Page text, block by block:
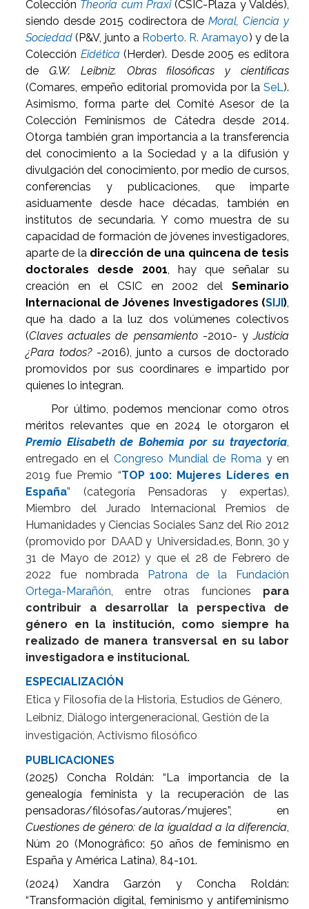
Colección Theoria cum Praxi(CSIC-Plaza y Valdés),
siendo desde 2015 codirectora de Moral, Ciencia y
Sociedad(P&V, junto a Roberto. R. Aramayo) y de la
Colección Eidética (Herder). Desde 2005 es editora
de G.W. Leibniz. Obras filosóficas y científicas
(Comares, empeño editorial promovida por laSeL).
Asimismo, forma parte del Comité Asesor de la
Colección Feminismos de Cátedra desde 2014.
Otorga también gran importancia a la transferencia
del conocimiento a la Sociedad y a la difusión y
divulgación del conocimiento, por medio de cursos,
conferencias y publicaciones, que imparte
asiduamente desde hace décadas, también en
institutos de secundaria. Y como muestra de su
capacidad de formación de jóvenes investigadores,
aparte de la dirección de una quincena de tesis
doctorales desde 2001, hay que señalar su
creación en el CSIC en 2002 delSeminario
Internacional de Jóvenes Investigadores (SIJI),
que ha dado a la luz dos volúmenes colectivos
(Claves actuales de pensamiento-2010- yJusticia
¿Para todos?-2016), junto a cursos de doctorado
promovidos por sus coordinares e impartido por
quienes lo integran.
Por último, podemos mencionar como otros
méritos relevantes que en 2024 le otorgaron el
Premio Elisabeth de Bohemia por su trayectoria,
entregado en el Congreso Mundial de Romay en
2019 fue Premio “TOP 100: Mujeres Líderes en
España” (categoría Pensadoras y expertas),
Miembro del Jurado Internacional Premios de
Humanidades y Ciencias Sociales Sanz del Río 2012
(promovido por DAAD y Universidad.es, Bonn, 30 y
31 de Mayo de 2012) y que el 28 de Febrero de
2022 fue nombrada
Patrona de la Fundación
Ortega-Marañón, entre otras funciones para
contribuir a desarrollar la perspectiva de
género en la institución, como siempre ha
realizado de manera transversal en su labor
investigadora e institucional.
ESPECIALIZACIÓN
Etica y Filosofía de la Historia, Estudios de Género,
Leibniz, Diálogo intergeneracional, Gestión de la
investigación, Activismo filosófico
PUBLICACIONES
(2025) Concha Roldán: “La importancia de la
genealogía feminista y la recuperación de las
pensadoras/filósofas/autoras/mujeres”, en
Cuestiones de género: de la igualdad a la diferencia,
Núm 20 (Monográfico: 50 años de feminismo en
España y América Latina), 84-101.
(2024) Xandra Garzón y Concha Roldán:
“Transformación digital, feminismo y antifeminismo